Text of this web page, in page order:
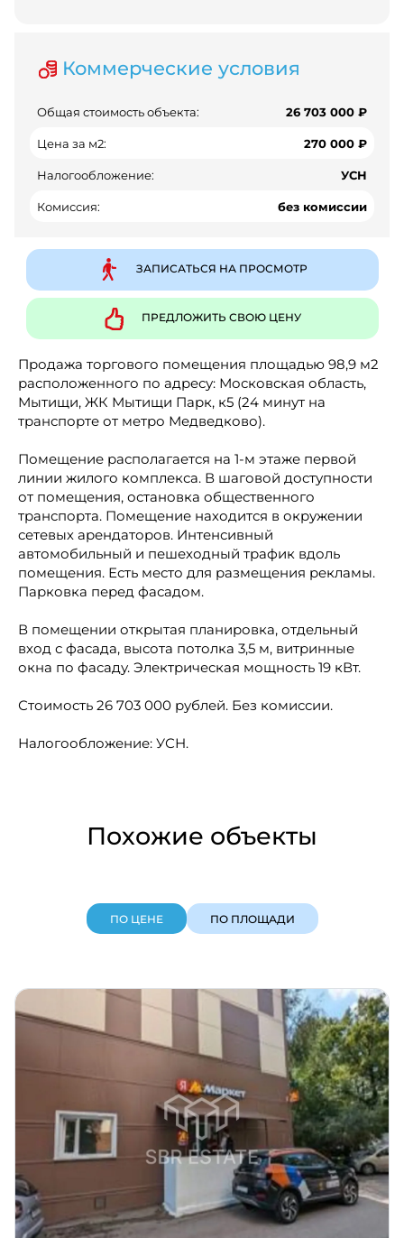
Коммерческие условия
Общая стоимость объекта: 26 703 000 ₽
Цена за м2: 270 000 ₽
Налогообложение: УСН
Комиссия: без комиссии
ЗАПИСАТЬСЯ НА ПРОСМОТР
ПРЕДЛОЖИТЬ СВОЮ ЦЕНУ
Продажа торгового помещения площадью 98,9 м2
расположенного по адресу: Московская область,
Мытищи, ЖК Мытищи Парк, к5 (24 минут на
транспорте от метро Медведково).
Помещение располагается на 1-м этаже первой
линии жилого комплекса. В шаговой доступности
от помещения, остановка общественного
транспорта. Помещение находится в окружении
сетевых арендаторов. Интенсивный
автомобильный и пешеходный трафик вдоль
помещения. Есть место для размещения рекламы.
Парковка перед фасадом.
В помещении открытая планировка, отдельный
вход с фасада, высота потолка 3,5 м, витринные
окна по фасаду. Электрическая мощность 19 кВт.
Стоимость 26 703 000 рублей. Без комиссии.
Налогообложение: УСН.
Похожие объекты
ПО ЦЕНЕ ПО ПЛОЩАДИ